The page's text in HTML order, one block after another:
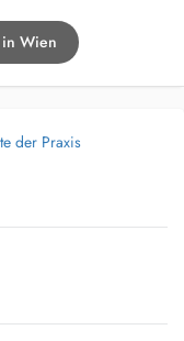
Wien
der Praxis